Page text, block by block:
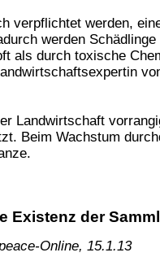
verpflichtet werden,
werden Schädlinge
als durch toxische
Landwirtschaft
Beim Wachstum
Existenz der
Online, 15.1.13